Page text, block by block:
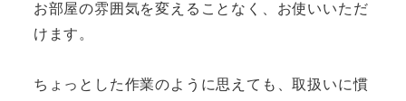
お部屋の雰囲気を変えることなく、お使いいただ
けます。
ちょっとした作業のように思えても、取扱いに慣